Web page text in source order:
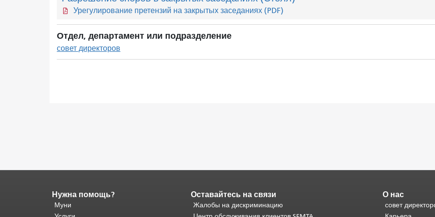
Урегулирование претензий на закрытых заседаниях (PDF)
Отдел, департамент или подразделение
совет директоров
Конец
содержимого
страницы.
Нужна помощь?
Муни
Оставайтесь на связи
Жалобы на дискриминацию
О нас
совет